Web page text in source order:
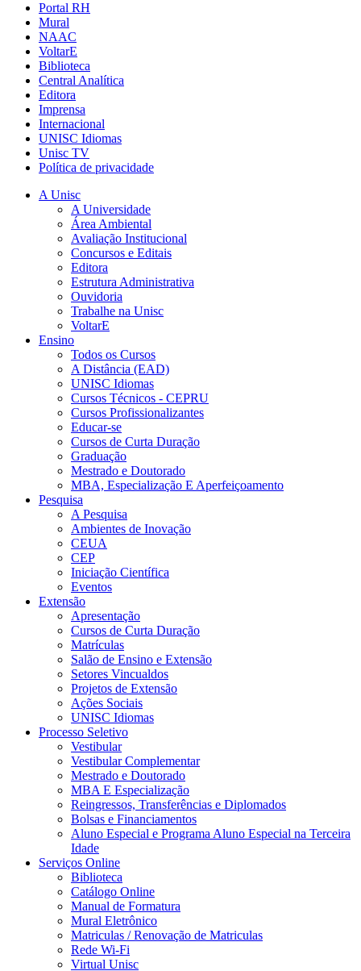
Portal RH
Mural
NAAC
VoltarE
Biblioteca
Central Analítica
Editora
Imprensa
Internacional
UNISC Idiomas
Unisc TV
Política de privacidade
A Unisc
A Universidade
Área Ambiental
Avaliação Institucional
Concursos e Editais
Editora
Estrutura Administrativa
Ouvidoria
Trabalhe na Unisc
VoltarE
Ensino
Todos os Cursos
A Distância (EAD)
UNISC Idiomas
Cursos Técnicos - CEPRU
Cursos Profissionalizantes
Educar-se
Cursos de Curta Duração
Graduação
Mestrado e Doutorado
MBA, Especialização E Aperfeiçoamento
Pesquisa
A Pesquisa
Ambientes de Inovação
CEUA
CEP
Iniciação Científica
Eventos
Extensão
Apresentação
Cursos de Curta Duração
Matrículas
Salão de Ensino e Extensão
Setores Vincualdos
Projetos de Extensão
Ações Sociais
UNISC Idiomas
Processo Seletivo
Vestibular
Vestibular Complementar
Mestrado e Doutorado
MBA E Especialização
Reingressos, Transferências e Diplomados
Bolsas e Financiamentos
Aluno Especial e Programa Aluno Especial na Terceira
Idade
Serviços Online
Biblioteca
Catálogo Online
Manual de Formatura
Mural Eletrônico
Matriculas / Renovação de Matriculas
Rede Wi-Fi
Virtual Unisc